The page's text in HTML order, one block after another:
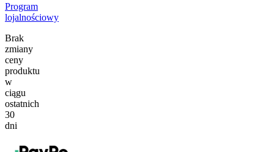
Program
lojalnościowy
Brak
zmiany
ceny
produktu
w
ciągu
ostatnich
30
dni